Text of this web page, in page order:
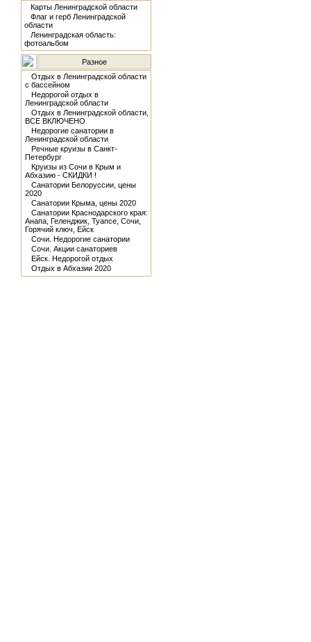
Карты Ленинградской области
Флаг и герб Ленинградской
области
Ленинградская область:
фотоальбом
Разное
Отдых в Ленинградской области
с бассейном
Недорогой отдых в
Ленинградской области
Отдых в Ленинградской области,
ВСЕ ВКЛЮЧЕНО
Недорогие санатории в
Ленинградской области
Речные круизы в Санкт-
Петербург
Круизы из Сочи в Крым и
Абхазию - СКИДКИ !
Санатории Белоруссии, цены
2020
Санатории Крыма, цены 2020
Санатории Краснодарского края:
Анапа, Геленджик, Туапсе, Сочи,
Горячий ключ, Ейск
Сочи. Недорогие санатории
Сочи. Акции санаториев
Ейск. Недорогой отдых
Отдых в Абхазии 2020